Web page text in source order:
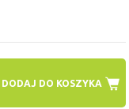
DODAJ DO KOSZYKA